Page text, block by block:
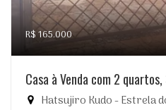
R$ 165.000
Casa à Venda com 2
Hatsujiro Kudo - Estrela